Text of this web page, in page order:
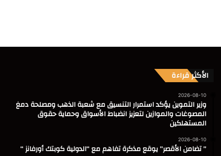
الأكثر قراءة
2026-08-10
وزير التموين يؤكد استمرار التنسيق مع شعبة الذهب ومصلحة دمغ
المصوغات والموازين لتعزيز انضباط الأسواق وحماية حقوق
المستهلكين
2026-08-10
” تضامن الأقصر” يوقع مذكرة تفاهم مع “الدولية كوبتك أورفانز “